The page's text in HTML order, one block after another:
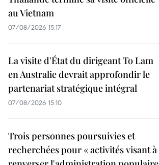
au Vietnam
07/08/2026 15:17
La visite d'État du dirigeant To Lam
en Australie devrait approfondir le
partenariat stratégique intégral
07/08/2026 15:10
Trois personnes poursuivies et
recherchées pour « activités visant à